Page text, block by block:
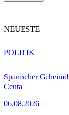
NEUESTE
Spanischer
Ceuta
06.08.2026
POLITIK